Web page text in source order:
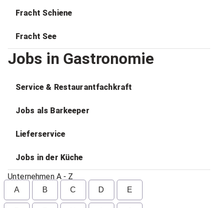
Fracht Schiene
Fracht See
Jobs in Gastronomie
Service & Restaurantfachkraft
Jobs als Barkeeper
Lieferservice
Jobs in der Küche
Unternehmen A - Z
A B C D E